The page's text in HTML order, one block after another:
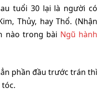
tuổi 30 lại là người có
Thủy, hay Thổ. (Nhận
nào trong bài Ngũ hành
phần đầu trước trán thì